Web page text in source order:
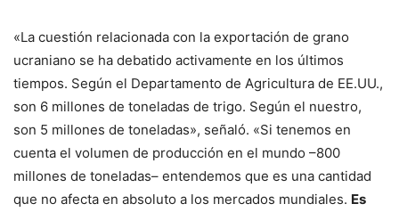
«La cuestión relacionada con la exportación de grano
ucraniano se ha debatido activamente en los últimos
tiempos. Según el Departamento de Agricultura de EE.UU.,
son 6 millones de toneladas de trigo. Según el nuestro,
son 5 millones de toneladas», señaló. «Si tenemos en
cuenta el volumen de producción en el mundo –800
millones de toneladas– entendemos que es una cantidad
que no afecta en absoluto a los mercados mundiales. Es